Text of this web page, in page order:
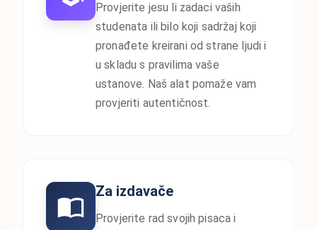
Provjerite jesu li zadaci vaših
studenata ili bilo koji sadržaj koji
pronađete kreirani od strane ljudi i
u skladu s pravilima vaše
ustanove. Naš alat pomaže vam
provjeriti autentičnost.
Za izdavače
Provjerite rad svojih pisaca i